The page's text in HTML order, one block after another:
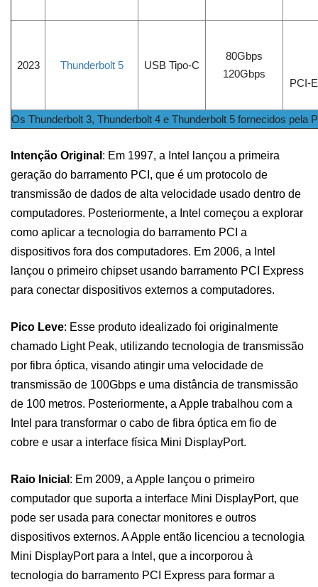
2023 Thunderbolt 5 USB Tipo-C
80Gbps
120Gbps
PCI-
Os Thunderbolt 3, Thunderbolt 4 e Thunderbolt 5 fornecidos pela
Intenção Original : Em 1997, a Intel lançou a primeira
geração do barramento PCI, que é um protocolo de
transmissão de dados de alta velocidade usado dentro de
computadores. Posteriormente, a Intel começou a explorar
como aplicar a tecnologia do barramento PCI a
dispositivos fora dos computadores. Em 2006, a Intel
lançou o primeiro chipset usando barramento PCI Express
para conectar dispositivos externos a computadores.
Pico Leve: Esse produto idealizado foi originalmente
chamado Light Peak, utilizando tecnologia de transmissão
por fibra óptica, visando atingir uma velocidade de
transmissão de 100Gbps e uma distância de transmissão
de 100 metros. Posteriormente, a Apple trabalhou com a
Intel para transformar o cabo de fibra óptica em fio de
cobre e usar a interface física Mini DisplayPort.
Raio Inicial : Em 2009, a Apple lançou o primeiro
computador que suporta a interface Mini DisplayPort, que
pode ser usada para conectar monitores e outros
dispositivos externos. A Apple então licenciou a tecnologia
Mini DisplayPort para a Intel, que a incorporou à
tecnologia do barramento PCI Express para formar a